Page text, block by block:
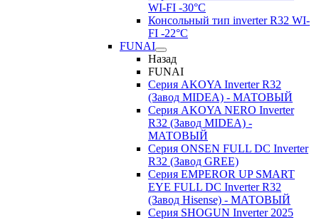
WI-FI -30°C
Консольный тип inverter R32 WI-
FI -22°C
FUNAI
Назад
FUNAI
Серия AKOYA Inverter R32
(Завод MIDEA) - МАТОВЫЙ
Серия AKOYA NERO Inverter
R32 (Завод MIDEA) -
МАТОВЫЙ
Серия ONSEN FULL DC Inverter
R32 (Завод GREE)
Серия EMPEROR UP SMART
EYE FULL DC Inverter R32
(Завод Hisense) - МАТОВЫЙ
Серия SHOGUN Inverter 2025